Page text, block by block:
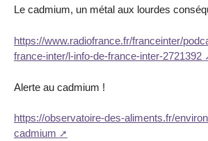
Le cadmium, un métal aux lourdes
https://www.radiofrance.fr/franceinter/
france-inter/l-info-de-france-inter-2721392
Alerte au cadmium !
https://observatoire-des-aliments.fr/
cadmium